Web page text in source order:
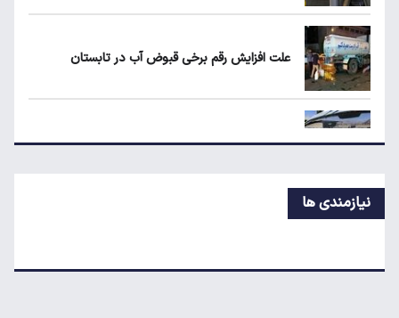
مورد عجیب دینار عراق بعد از اربعین ۱۴۰۵
علت افزایش رقم برخی قبوض آب در تابستان
سهمیه بنزین خودروهای فرسوده قطع می‌شود؟
نیازمندی ها